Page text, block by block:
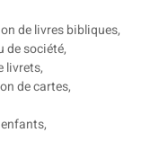
de livres bibliques,
de société,
livrets,
de cartes,
,